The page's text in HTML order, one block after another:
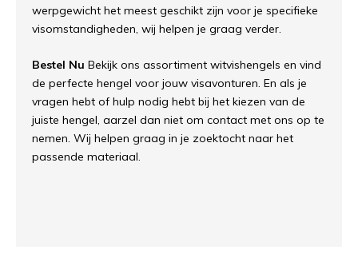
werpgewicht het meest geschikt zijn voor je specifieke
visomstandigheden, wij helpen je graag verder.
Bestel Nu Bekijk ons assortiment witvishengels en vind
de perfecte hengel voor jouw visavonturen. En als je
vragen hebt of hulp nodig hebt bij het kiezen van de
juiste hengel, aarzel dan niet om contact met ons op te
nemen. Wij helpen graag in je zoektocht naar het
passende materiaal.